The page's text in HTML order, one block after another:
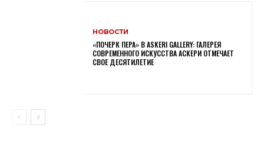
НОВОСТИ
«ПОЧЕРК ПЕРА» В ASKERI GALLERY: ГАЛЕРЕЯ
СОВРЕМЕННОГО ИСКУССТВА АСКЕРИ ОТМЕЧАЕТ
СВОЕ ДЕСЯТИЛЕТИЕ